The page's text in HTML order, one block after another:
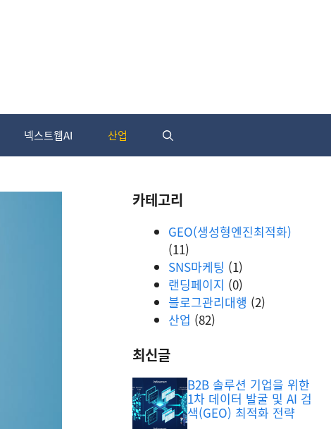
넥스트웹AI 산업
카테고리
GEO(생성형엔진최적화)
(11)
SNS마케팅 (1)
랜딩페이지 (0)
블로그관리대행 (2)
산업 (82)
최신글
B2B 솔루션 기업을 위한
1차 데이터 발굴 및 AI 검
색(GEO) 최적화 전략